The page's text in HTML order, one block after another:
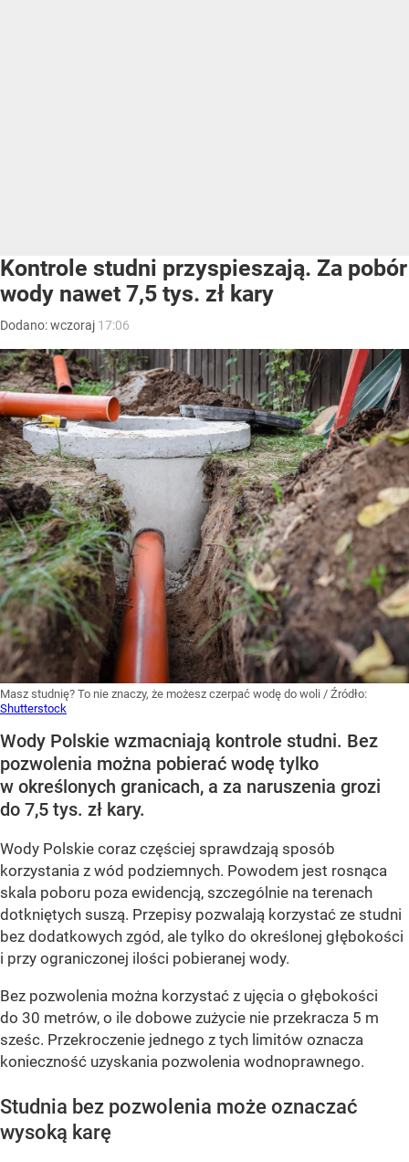
Kontrole studni przyspieszają. Za pobór
wody nawet 7,5 tys. zł kary
Dodano:wczoraj 17:06
Masz studnię? To nie znaczy, że możesz czerpać wodę do woli / Źródło:
Shutterstock
Wody Polskie wzmacniają kontrole studni. Bez
pozwolenia można pobierać wodę tylko
w określonych granicach, a za naruszenia grozi
do 7,5 tys. zł kary.
Wody Polskie coraz częściej sprawdzają sposób
korzystania z wód podziemnych. Powodem jest rosnąca
skala poboru poza ewidencją, szczególnie na terenach
dotkniętych suszą. Przepisy pozwalają korzystać ze studni
bez dodatkowych zgód, ale tylko do określonej głębokości
i przy ograniczonej ilości pobieranej wody.
Bez pozwolenia można korzystać z ujęcia o głębokości
do 30 metrów, o ile dobowe zużycie nie przekracza 5 m
sześc. Przekroczenie jednego z tych limitów oznacza
konieczność uzyskania pozwolenia wodnoprawnego.
Studnia bez pozwolenia może oznaczać
wysoką karę